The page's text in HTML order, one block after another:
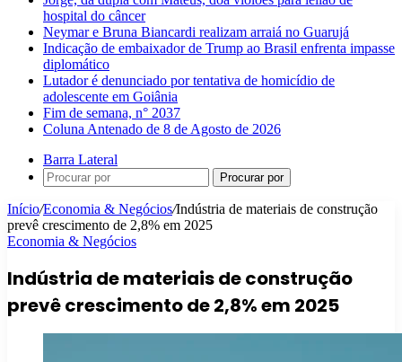
hospital do câncer
Neymar e Bruna Biancardi realizam arraiá no Guarujá
Indicação de embaixador de Trump ao Brasil enfrenta impasse
diplomático
Lutador é denunciado por tentativa de homicídio de
adolescente em Goiânia
Fim de semana, n° 2037
Coluna Antenado de 8 de Agosto de 2026
Barra Lateral
Procurar por
Início/Economia & Negócios/Indústria de materiais de construção
prevê crescimento de 2,8% em 2025
Economia & Negócios
Indústria de materiais de construção
prevê crescimento de 2,8% em 2025